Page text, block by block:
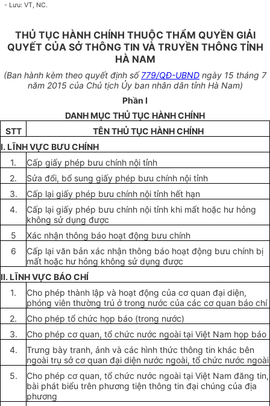
- Lưu: VT, NC.
THỦ TỤC HÀNH CHÍNH THUỘC THẨM QUYỀN GIẢI
QUYẾT CỦA SỞ THÔNG TIN VÀ TRUYỀN THÔNG TỈNH
HÀ NAM
(Ban hành kèm theo quyết định số779/QĐ-UBND ngày 15 tháng 7
năm 2015 của Chủ tịch Ủy ban nhân dân tỉnh Hà Nam)
Phần I
DANH MỤC THỦ TỤC HÀNH CHÍNH
STT
TÊN THỦ TỤC HÀNH CHÍNH
I. LĨNH VỰC BƯU CHÍNH
1.
Cấp giấy phép bưu chính nội tỉnh
2.
Sửa đổi, bổ sung giấy phép bưu chính nội tỉnh
3.
Cấp lại giấy phép bưu chính nội tỉnh hết hạn
4.
Cấp lại giấy phép bưu chính nội tỉnh khi mất hoặc hư hỏng
không sử dụng được
5
Xác nhận thông báo hoạt động bưu chính
6
Cấp lại văn bản xác nhận thông báo hoạt động bưu chính bị
mất hoặc hư hỏng không sử dụng được
II. LĨNH VỰC BÁO CHÍ
1.
Cho phép thành lập và hoạt động của cơ quan đại diện,
phóng viên thường trú ở trong nước của các cơ quan báo chí
2.
Cho phép tổ chức họp báo (trong nước)
3.
Cho phép cơ quan, tổ chức nước ngoài tại Việt Nam họp báo
4.
Trưng bày tranh, ảnh và các hình thức thông tin khác bên
ngoài trụ sở cơ quan đại diện nước ngoài, tổ chức nước ngoài
5.
Cho phép cơ quan, tổ chức nước ngoài tại Việt Nam đăng tin,
bài phát biểu trên phương tiện thông tin đại chúng của địa
phương